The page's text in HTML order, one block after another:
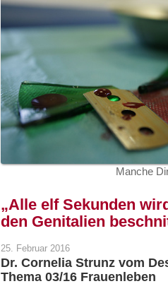
Manche
„Alle elf Sekunden
den Genitalien
25. Februar 2016
Dr. Cornelia Strunz vom
Thema 03/16 Frauenleben